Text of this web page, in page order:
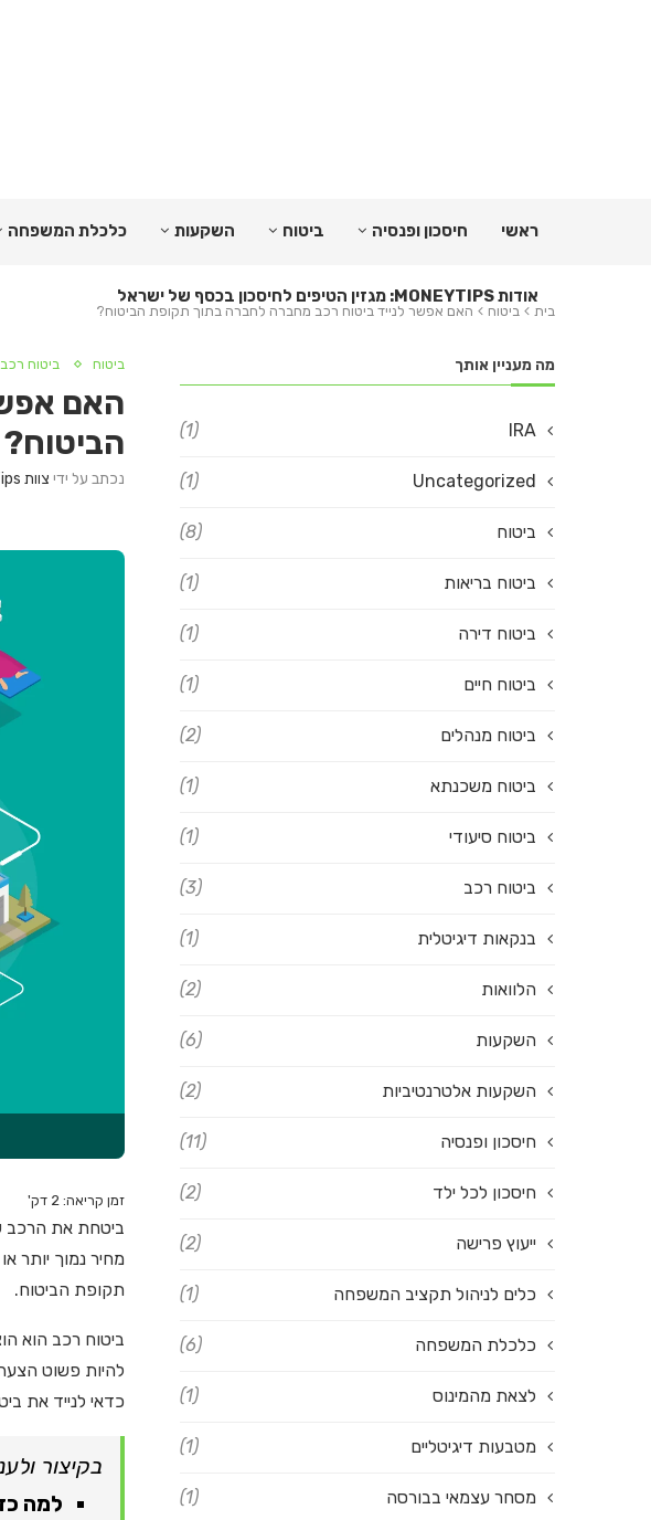
ראשי חיסכון ופנסיה ביטוח השקעות כלכלת המשפחה
אודות MONEYTIPS: מגזין הטיפים לחיסכון בכסף של ישראל
בית ביטוח האם אפשר לנייד ביטוח רכב מחברה לחברה בתוך תקופת הביטוח?
ביטוח ביטוח רכב
האם
הביטוח?
נכתב על ידי צוות MoneyTips
זמן קריאה:2 דק'
ביטחת את הרכב
מחיר נמוך יותר
תקופת הביטוח.
ביטוח רכב הוא
להיות פשוט
כדאי לנייד את
בקיצור
למה
מה מעניין אותך
IRA
(1)
Uncategorized
(1)
ביטוח (8)
ביטוח בריאות (1)
ביטוח דירה (1)
ביטוח חיים (1)
ביטוח מנהלים (2)
ביטוח משכנתא (1)
ביטוח סיעודי (1)
ביטוח רכב (3)
בנקאות דיגיטלית (1)
הלוואות (2)
השקעות (6)
השקעות אלטרנטיביות (2)
חיסכון ופנסיה (11)
חיסכון לכל ילד (2)
ייעוץ פרישה (2)
כלים לניהול תקציב המשפחה (1)
כלכלת המשפחה (6)
לצאת מהמינוס (1)
מטבעות דיגיטליים (1)
מסחר עצמאי בבורסה (1)